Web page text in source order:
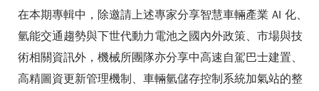
在本期專輯中，除邀請上述專家分享智慧車輛產業 AI 化、
氫能交通趨勢與下世代動力電池之國內外政策、市場與技
術相關資訊外，機械所團隊亦分享中高速自駕巴士建置、
高精圖資更新管理機制、車輛氫儲存控制系統加氣站的整